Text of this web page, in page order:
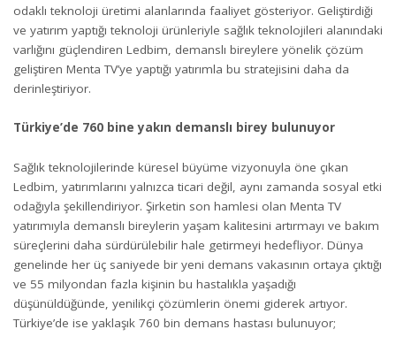
odaklı teknoloji üretimi alanlarında faaliyet gösteriyor. Geliştirdiği
ve yatırım yaptığı teknoloji ürünleriyle sağlık teknolojileri alanındaki
varlığını güçlendiren Ledbim, demanslı bireylere yönelik çözüm
geliştiren Menta TV’ye yaptığı yatırımla bu stratejisini daha da
derinleştiriyor.
Türkiye’de 760 bine yakın demanslı birey bulunuyor
Sağlık teknolojilerinde küresel büyüme vizyonuyla öne çıkan
Ledbim, yatırımlarını yalnızca ticari değil, aynı zamanda sosyal etki
odağıyla şekillendiriyor. Şirketin son hamlesi olan Menta TV
yatırımıyla demanslı bireylerin yaşam kalitesini artırmayı ve bakım
süreçlerini daha sürdürülebilir hale getirmeyi hedefliyor. Dünya
genelinde her üç saniyede bir yeni demans vakasının ortaya çıktığı
ve 55 milyondan fazla kişinin bu hastalıkla yaşadığı
düşünüldüğünde, yenilikçi çözümlerin önemi giderek artıyor.
Türkiye’de ise yaklaşık 760 bin demans hastası bulunuyor;